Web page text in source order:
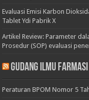
Evaluasi Emisi Karbon
Tablet Ydi Pabrik X
Artikel Review: Parameter
Prosedur (SOP) evaluasi
Gudang Ilmu Farmasi
Peraturan BPOM Nomor 5